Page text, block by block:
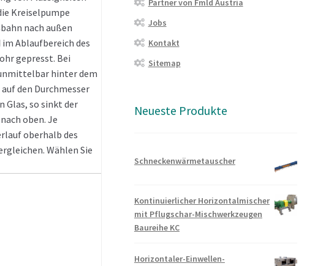
Kreiselpumpe
nach außen
Ablaufbereich des
gepresst. Bei
hinter dem
den Durchmesser
Glas, so sinkt der
oben. Je
oberhalb des
Wählen Sie
Partner von Fmld Austria
Jobs
Kontakt
Sitemap
Neueste Produkte
Schneckenwärmetauscher
Kontinuierlicher Horizontalmischer
mit Pflugschar-Mischwerkzeugen
Baureihe KC
Horizontaler-Einwellen-